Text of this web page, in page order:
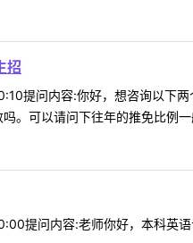
招
提问内容:你好，想咨询以下
。可以请问下往年的推免比例
提问内容:老师你好，本科英